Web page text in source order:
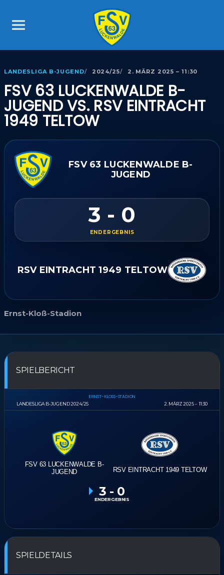
LANDESLIGA B-JUGEND 2024/25 2. MÄRZ 2025 – 11:30
FSV 63 LUCKENWALDE B-
JUGEND VS. RSV EINTRACHT
1949 TELTOW
FSV 63 LUCKENWALDE B-
JUGEND
3 - 0
ENDERGEBNIS
RSV EINTRACHT 1949 TELTOW
Ernst-Kloß-Stadion
SPIELBERICHT
LANDESLIGA B-JUGEND 2024/25
ERNST-KLOSS-STADION
2. MÄRZ 2025 11:30
FSV 63 LUCKENWALDE B-
JUGEND
RSV EINTRACHT 1949 TELTOW
3 - 0
ENDERGEBNIS
SPIELDETAILS